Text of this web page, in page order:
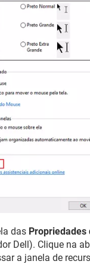
das Propriedades
Dell). Clique na
a janela de